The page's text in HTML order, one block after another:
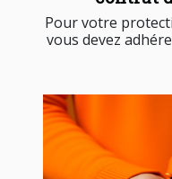
Pour votre
vous devez